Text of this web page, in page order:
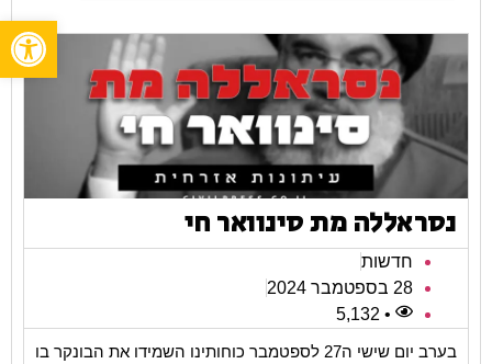
נסראללה מת סינוואר חי
חדשות
28 בספטמבר 2024
• 5,132
בערב יום שישי ה27 לספטמבר כוחותינו השמידו את הבונקר בו